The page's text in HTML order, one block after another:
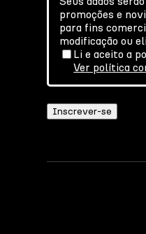
promoções e
para fins
modificação ou
Li e aceito a
Ver política